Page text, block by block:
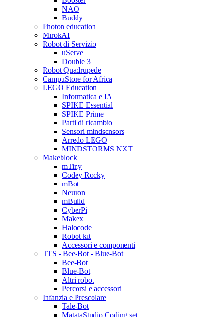
NAO
Buddy
Photon education
MirokAI
Robot di Servizio
uServe
Double 3
Robot Quadrupede
CampuStore for Africa
LEGO Education
Informatica e IA
SPIKE Essential
SPIKE Prime
Parti di ricambio
Sensori mindsensors
Arredo LEGO
MINDSTORMS NXT
Makeblock
mTiny
Codey Rocky
mBot
Neuron
mBuild
CyberPi
Makex
Halocode
Robot kit
Accessori e componenti
TTS - Bee-Bot - Blue-Bot
Bee-Bot
Blue-Bot
Altri robot
Percorsi e accessori
Infanzia e Prescolare
Tale-Bot
MatataStudio Coding set